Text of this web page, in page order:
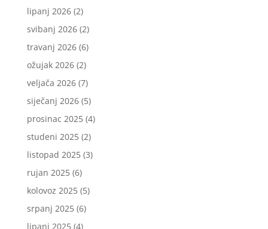
lipanj 2026(2)
svibanj 2026(2)
travanj 2026(6)
ožujak 2026(2)
veljača 2026(7)
siječanj 2026(5)
prosinac 2025(4)
studeni 2025(2)
listopad 2025(3)
rujan 2025(6)
kolovoz 2025(5)
srpanj 2025(6)
lipanj 2025(4)